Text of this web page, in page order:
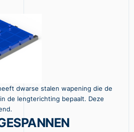
dwarse stalen wapening die de
de lengterichting bepaalt. Deze